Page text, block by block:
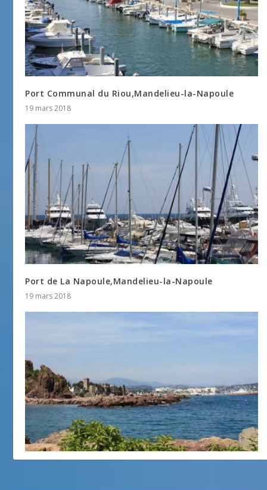
Port Communal du Riou,Mandelieu-la-Napoule
19 mars 2018
Port de La Napoule,Mandelieu-la-Napoule
19 mars 2018